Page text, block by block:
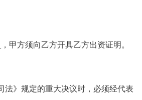
甲方须向乙方开具乙方出资证明。
法》规定的重大决议时，必须经代表